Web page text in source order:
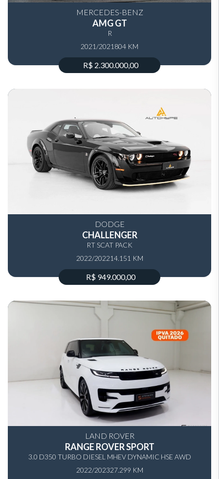
MERCEDES-BENZ
AMG GT
R
2021/2021 804 KM
R$ 2.300.000,00
DODGE
CHALLENGER
RT SCAT PACK
2022/202214.151 KM
R$ 949.000,00
LAND ROVER
RANGE ROVER SPORT
3.0 D350 TURBO DIESEL MHEV DYNAMIC HSE AWD
AUTOMÁTICO
2022/202327.299 KM